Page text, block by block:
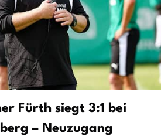
Fürth siegt 3:1 bei
– Neuzugang